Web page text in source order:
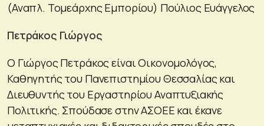
(Αναπλ. Τομεάρχης Εμπορίου) Πούλιος Ευάγγελος
Πετράκος Γιώργος
Ο Γιώργος Πετράκος είναι Οικονομολόγος,
Καθηγητής του Πανεπιστημίου Θεσσαλίας και
Διευθυντής του Εργαστηρίου Αναπτυξιακής
Πολιτικής. Σπούδασε στην ΑΣΟΕΕ και έκανε